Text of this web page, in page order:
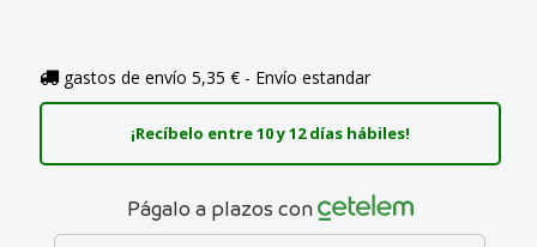
gastos de envío 5,35 € - Envío estandar
¡Recíbelo entre 10 y 12 días hábiles!
Págalo a plazos con